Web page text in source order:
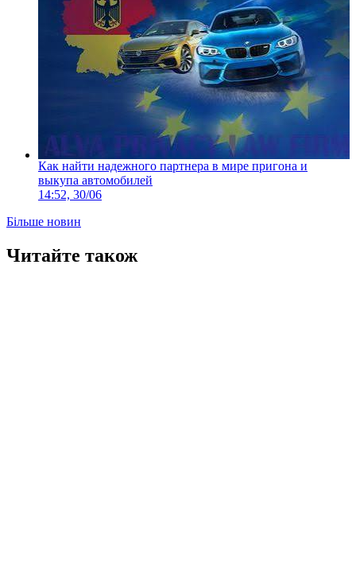
Как найти надежного партнера в мире пригона и
выкупа автомобилей
14:52, 30/06
Більше новин
Читайте також